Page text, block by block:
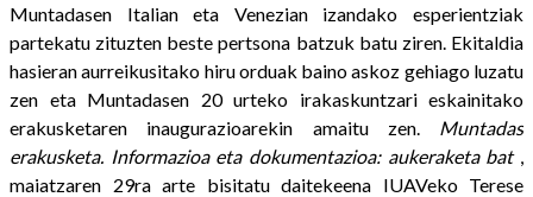
Muntadasen Italian eta Venezian izandako esperientziak
partekatu zituzten beste pertsona batzuk batu ziren. Ekitaldia
hasieran aurreikusitako hiru orduak baino askoz gehiago luzatu
zen eta Muntadasen 20 urteko irakaskuntzari eskainitako
erakusketaren inaugurazioarekin amaitu zen.
Muntadas
erakusketa. Informazioa eta dokumentazioa: aukeraketa bat,
maiatzaren 29ra arte bisitatu daitekeena IUAVeko Terese